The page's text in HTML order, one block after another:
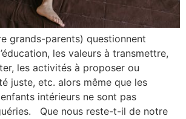
grands-parents) questionnent
les valeurs à transmettre,
les activités à proposer ou
juste, etc. alors même que les
intérieurs ne sont pas
Que nous reste-t-il de notre